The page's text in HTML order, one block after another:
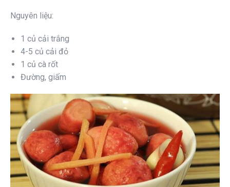
Nguyên liệu:
1 củ cải trắng
4-5 củ cải đỏ
1 củ cà rốt
Đường, giấm